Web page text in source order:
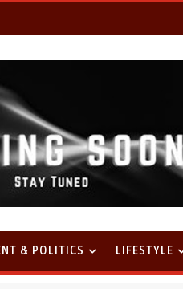
& POLITICS LIFESTYLE